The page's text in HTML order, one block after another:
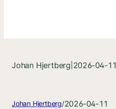
Johan Hjertberg 2026-04-11
Johan Hjertberg/2026-04-11